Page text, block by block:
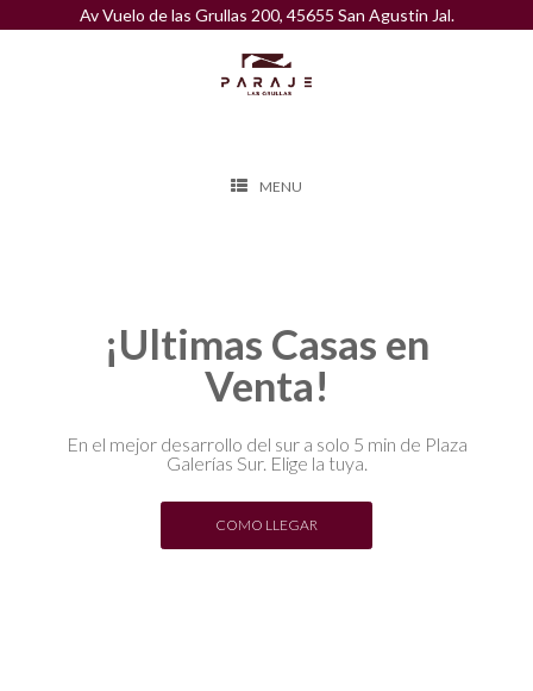
Av Vuelo de las Grullas 200, 45655 San Agustin Jal.
MENU
¡Ultimas Casas en
Venta!
En el mejor desarrollo del sur a solo 5 min de Plaza
Galerías Sur. Elige la tuya.
COMO LLEGAR